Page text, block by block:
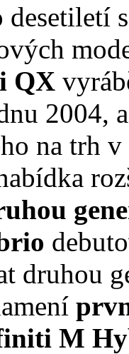
desetiletí
QX
2004,
na trh
druhou
M